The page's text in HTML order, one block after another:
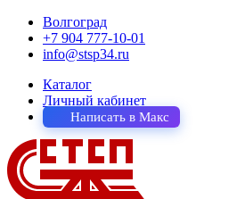
Волгоград
+7 904 777-10-01
info@stsp34.ru
Каталог
Личный кабинет
Написать в Макс